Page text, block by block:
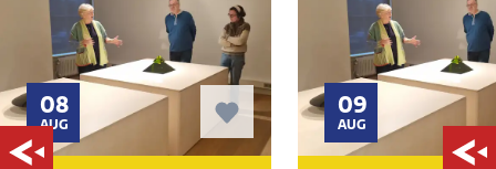
08
AUG
09
AUG